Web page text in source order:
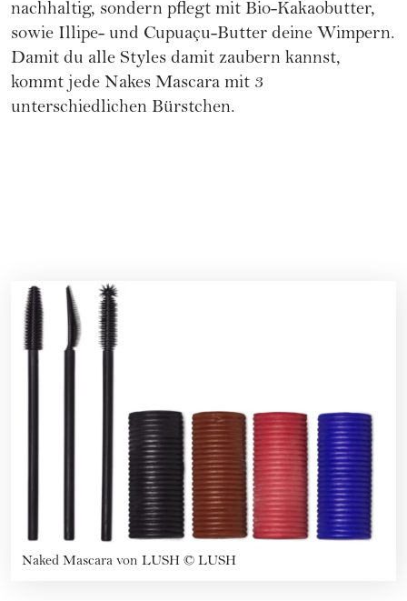
nachhaltig, sondern pflegt mit Bio-Kakaobutter,
sowie Illipe- und Cupuaçu-Butter deine Wimpern.
Damit du alle Styles damit zaubern kannst,
kommt jede Nakes Mascara mit 3
unterschiedlichen Bürstchen.
Naked Mascara von LUSH © LUSH